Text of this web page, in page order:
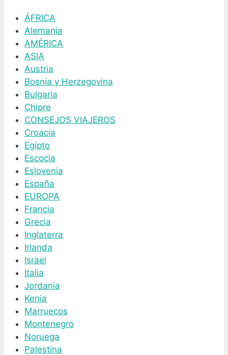
ÁFRICA
Alemania
AMÉRICA
ASIA
Austria
Bosnia y Herzegovina
Bulgaria
Chipre
CONSEJOS VIAJEROS
Croacia
Egipto
Escocia
Eslovenia
España
EUROPA
Francia
Grecia
Inglaterra
Irlanda
Israel
Italia
Jordania
Kenia
Marruecos
Montenegro
Noruega
Palestina